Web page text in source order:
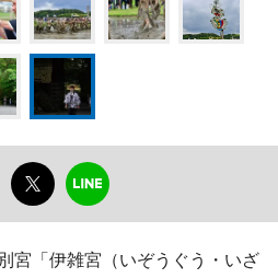
宮「伊雑宮（いぞうぐう・いざ